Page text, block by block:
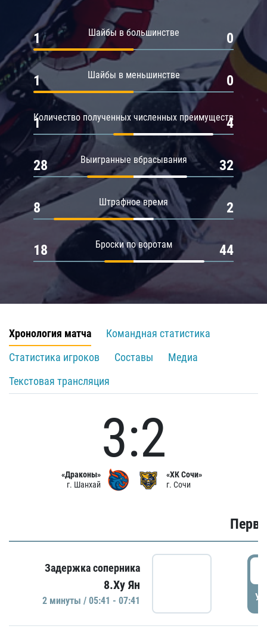
Шайбы в большинстве
1 0
Шайбы в меньшинстве
1 0
Количество полученных численных преимуществ
1 4
Выигранные вбрасывания
28 32
Штрафное время
8 2
Броски по воротам
18 44
Хронология матча
Командная статистика
Статистика игроков
Составы
Медиа
Текстовая трансляция
«Драконы»
г. Шанхай
3:2
«ХК Сочи»
г. Сочи
Задержка соперника
8.Ху Ян
2 минуты / 05:41 - 07:41